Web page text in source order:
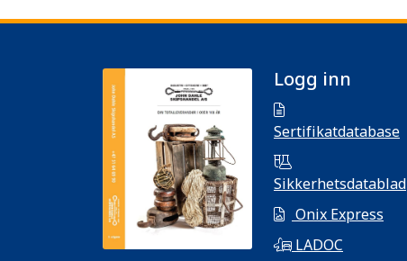
Logg inn
Sertifikatdatabase
Sikkerhetsdatablad
Onix Express
LADOC